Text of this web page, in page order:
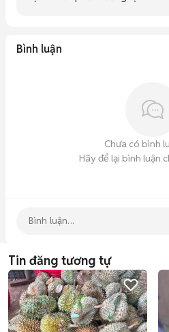
Bình luận
Chưa có bình
Hãy để lại bình luận
Tin đăng tương tự